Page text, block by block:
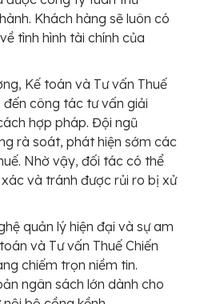
Khách hàng sẽ luôn có
tình hình tài chính của
Kế toán và Tư vấn Thuế
công tác tư vấn giải
hợp pháp. Đội ngũ
rà soát, phát hiện sớm các
Nhờ vậy, đối tác có thể
và tránh được rủi ro bị xử
quản lý hiện đại và sự am
và Tư vấn Thuế Chiến
chiếm trọn niềm tin.
ngân sách lớn dành cho